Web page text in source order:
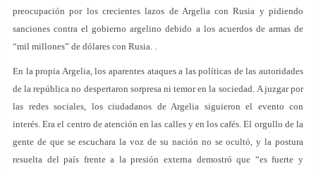
preocupación por los crecientes lazos de Argelia con Rusia y pidiendo
sanciones contra el gobierno argelino debido a los acuerdos de armas de
“mil millones” de dólares con Rusia. .
En la propia Argelia, los aparentes ataques a las políticas de las autoridades
de la república no despertaron sorpresa ni temor en la sociedad. A juzgar por
las redes sociales, los ciudadanos de Argelia siguieron el evento con
interés. Era el centro de atención en las calles y en los cafés. El orgullo de la
gente de que se escuchara la voz de su nación no se ocultó, y la postura
resuelta del país frente a la presión externa demostró que “es fuerte y